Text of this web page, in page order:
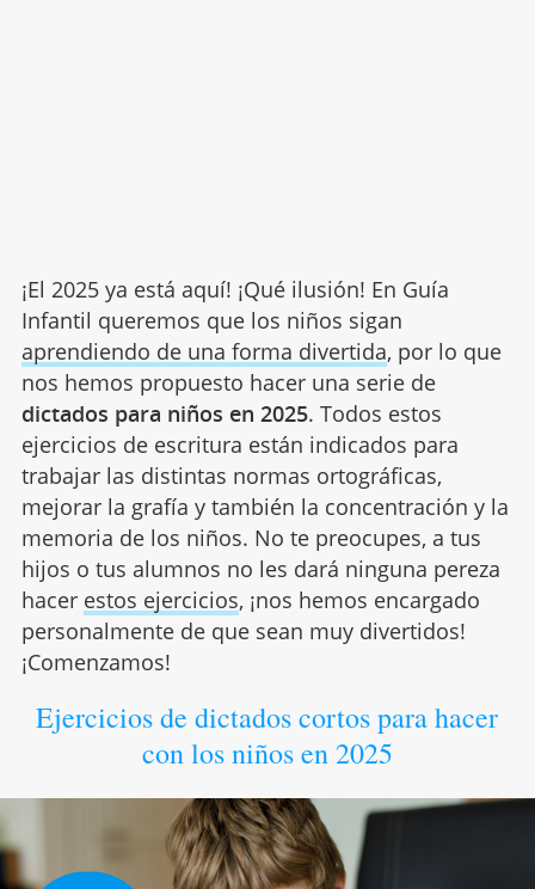
¡El 2025 ya está aquí! ¡Qué ilusión! En Guía
Infantil queremos que los niños sigan
aprendiendo de una forma divertida, por lo que
nos hemos propuesto hacer una serie de
dictados para niños en 2025. Todos estos
ejercicios de escritura están indicados para
trabajar las distintas normas ortográficas,
mejorar la grafía y también la concentración y la
memoria de los niños. No te preocupes, a tus
hijos o tus alumnos no les dará ninguna pereza
hacer estos ejercicios, ¡nos hemos encargado
personalmente de que sean muy divertidos!
¡Comenzamos!
Ejercicios de dictados cortos para hacer
con los niños en 2025